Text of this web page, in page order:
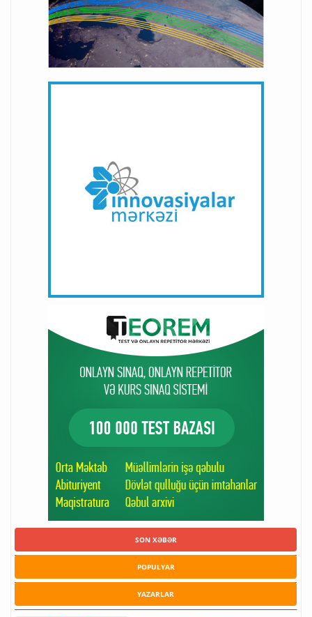
SON XƏBƏR
POPULYAR
YAZARLAR